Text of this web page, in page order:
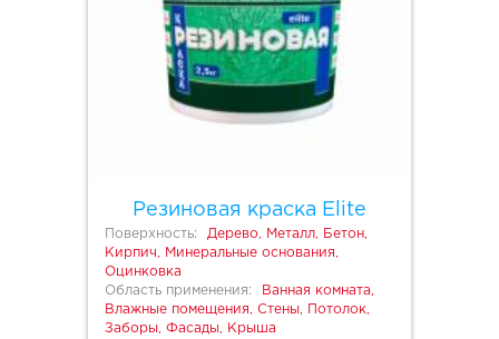
Резиновая краска Elite
Поверхность:
Дерево, Металл, Бетон,
Кирпич, Минеральные основания,
Оцинковка
Область применения:
Ванная комната,
Влажные помещения, Стены, Потолок,
Заборы, Фасады, Крыша